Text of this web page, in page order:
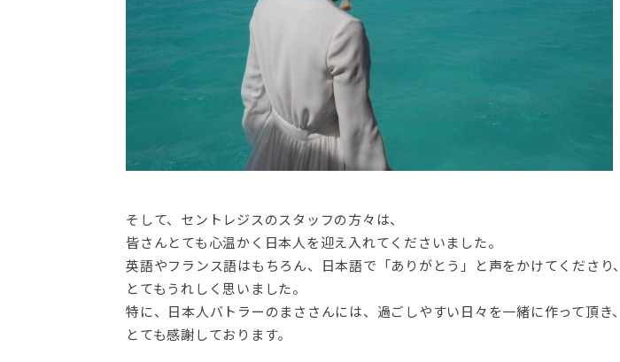
そして、セントレジスのスタッフの方々は、
皆さんとても心温かく日本人を迎え入れてくださいました。
英語やフランス語はもちろん、日本語で「ありがとう」と声をかけてくださり、
とてもうれしく思いました。
特に、日本人バトラーのまささんには、過ごしやすい日々を一緒に作って頂き、
とても感謝しております。